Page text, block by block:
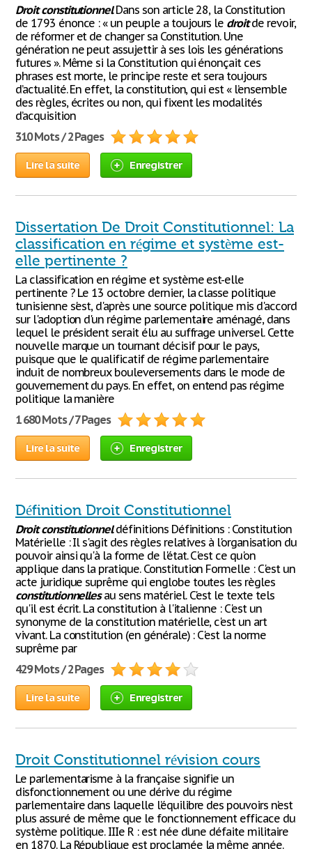
Droit constitutionnelDans son article 28, la Constitution
de 1793 énonce : « un peuple a toujours le droitde revoir,
de réformer et de changer sa Constitution. Une
génération ne peut assujettir à ses lois les générations
futures ». Même si la Constitution qui énonçait ces
phrases est morte, le principe reste et sera toujours
d’actualité. En effet, la constitution, qui est « l’ensemble
des règles, écrites ou non, qui fixent les modalités
d’acquisition
310 Mots / 2 Pages
Lire la suite Enregistrer
Dissertation De Droit Constitutionnel: La
classification en régime et système est-
elle pertinente ?
La classification en régime et système est-elle
pertinente ? Le 13 octobre dernier, la classe politique
tunisienne s'est, d'après une source politique mis d'accord
sur l'adoption d'un régime parlementaire aménagé, dans
lequel le président serait élu au suffrage universel. Cette
nouvelle marque un tournant décisif pour le pays,
puisque que le qualificatif de régime parlementaire
induit de nombreux bouleversements dans le mode de
gouvernement du pays. En effet, on entend pas régime
politique la manière
1 680 Mots / 7 Pages
Lire la suite Enregistrer
Définition Droit Constitutionnel
Droit constitutionneldéfinitions Définitions : Constitution
Matérielle : Il s'agit des règles relatives à l'organisation du
pouvoir ainsi qu'à la forme de l'état. C'est ce qu'on
applique dans la pratique. Constitution Formelle : C'est un
acte juridique suprême qui englobe toutes les règles
constitutionnellesau sens matériel. C'est le texte tels
qu'il est écrit. La constitution à l'italienne : C'est un
synonyme de la constitution matérielle, c'est un art
vivant. La constitution (en générale) : C'est la norme
suprême par
429 Mots / 2 Pages
Lire la suite Enregistrer
Droit Constitutionnel révision cours
Le parlementarisme à la française signifie un
disfonctionnement ou une dérive du régime
parlementaire dans laquelle l’équilibre des pouvoirs n’est
plus assuré de même que le fonctionnement efficace du
système politique. IIIe R : est née d’une défaite militaire
en 1870. La République est proclamée la même année.